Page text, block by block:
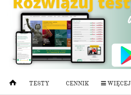
TESTY CENNIK WIĘCEJ